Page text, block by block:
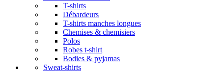
T-shirts
Débardeurs
T-shirts manches longues
Chemises & chemisiers
Polos
Robes t-shirt
Bodies & pyjamas
Sweat-shirts